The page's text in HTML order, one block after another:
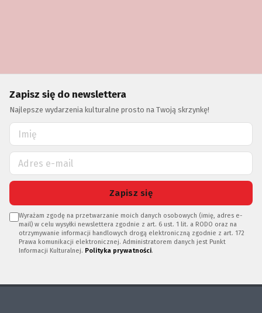
Zapisz się do newslettera
Najlepsze wydarzenia kulturalne prosto na Twoją skrzynkę!
Zapisz się
Wyrażam zgodę na przetwarzanie moich danych osobowych (imię, adres e-
mail) w celu wysyłki newslettera zgodnie z art. 6 ust. 1 lit. a RODO oraz na
otrzymywanie informacji handlowych drogą elektroniczną zgodnie z art. 172
Prawa komunikacji elektronicznej. Administratorem danych jest Punkt
Informacji Kulturalnej. Polityka prywatności.